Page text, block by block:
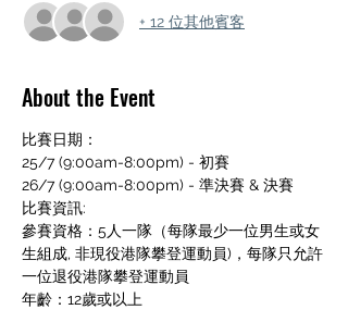
+ 12 位其他賓客
About the Event
比賽日期：
25/7 (9:00am-8:00pm) - 初賽
26/7 (9:00am-8:00pm) - 準決賽 & 決賽
比賽資訊:
參賽資格：5人一隊（每隊最少一位男生或女
生組成, 非現役港隊攀登運動員)，每隊只允許
一位退役港隊攀登運動員
年齡：12歲或以上